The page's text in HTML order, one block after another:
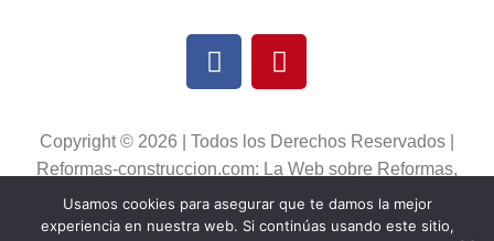
Copyright © 2026 | Todos los Derechos Reservados |
Reformas-construccion.com: La Web sobre Reformas,
Construcción y Decoración
Política de Cookies|Política de Privacidad|Aviso Lega
Usamos cookies para asegurar que te damos la mejor
experiencia en nuestra web. Si continúas usando este sitio,